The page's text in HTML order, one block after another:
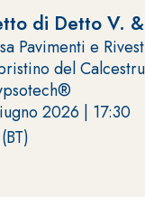
di Detto V.
Pavimenti e
del
2026 | 17:30
fibrato,
idraulica
3,5 e